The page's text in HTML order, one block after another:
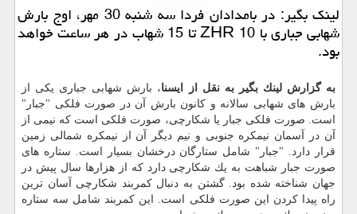
لینك بگیر: در بامدادان فردا سه شنبه 30 مهر، اوج بارش
شهابی جباری با ZHR 10 تا 15 شهاب در هر ساعت خواهد
بود.
به گزارش لینك بگیر به نقل از ایسنا، بارش شهابی جباری یكی از
بارش های شهابی سالانه و كانون بارش آن در صورت فلكی "جبار"
است. صورت فلكی جبار یا شكارچی، صورت فلكی است كه نیمی از
آن در آسمان نیمكره جنوبی و نیم دیگر آن از نیمكره شمالی زمین
قرار دارد. "جبار" شامل ستارگان درخشان بسیار است. ستاره های
صورت جبار شباهت به یك شكارچی دارد كه از هزارها سال پیش در
جهان شناخته شده بود. گشتن به دنبال كمربند شكارچی آسان ترین
راه پیدا كردن این صورت فلكی است. این كمربند شامل سه ستاره